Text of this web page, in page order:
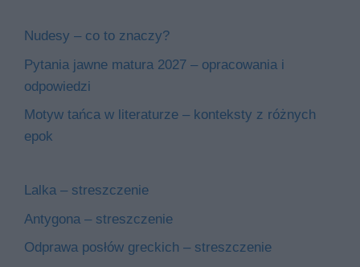
Nudesy – co to znaczy?
Pytania jawne matura 2027 – opracowania i
odpowiedzi
Motyw tańca w literaturze – konteksty z różnych
epok
Lalka – streszczenie
Antygona – streszczenie
Odprawa posłów greckich – streszczenie